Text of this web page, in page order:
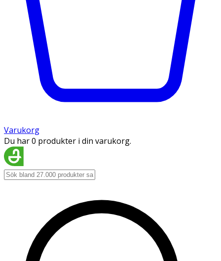
Varukorg
Du har 0 produkter i din varukorg.